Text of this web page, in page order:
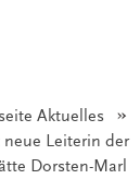
Aktuelles
neue Leiterin der
Dorsten-Marl